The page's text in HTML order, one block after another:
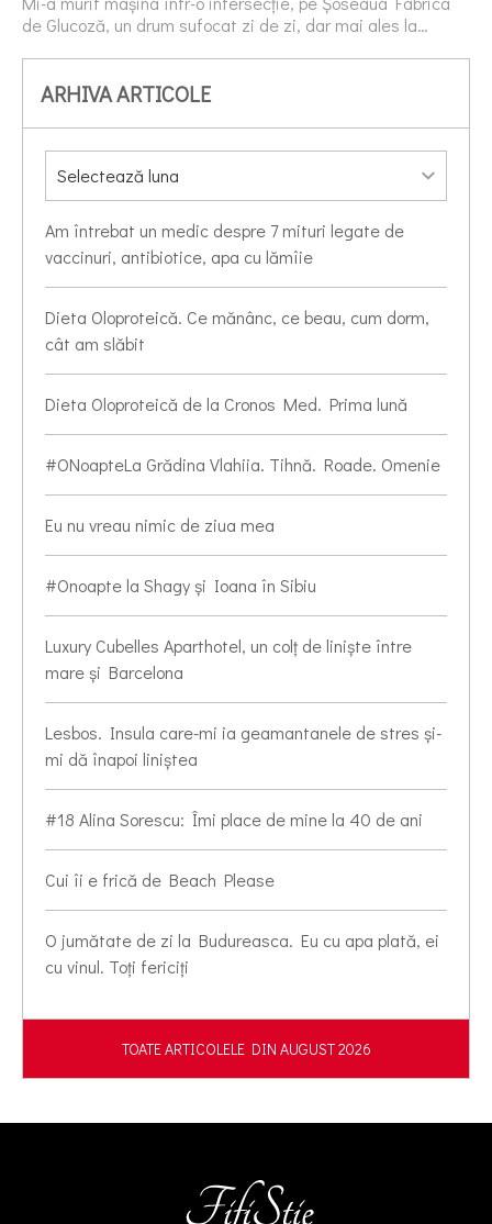
de Glucoză, un drum sufocat zi de zi, dar mai ales la…
ARHIVA ARTICOLE
Am întrebat un medic despre 7 mituri legate de
vaccinuri, antibiotice, apa cu lămîie
Dieta Oloproteică. Ce mănânc, ce beau, cum dorm,
cât am slăbit
Dieta Oloproteică de la Cronos Med. Prima lună
#ONoapteLa Grădina Vlahiia. Tihnă. Roade. Omenie
Eu nu vreau nimic de ziua mea
#Onoapte la Shagy și Ioana în Sibiu
Luxury Cubelles Aparthotel, un colț de liniște între
mare și Barcelona
Lesbos. Insula care-mi ia geamantanele de stres și-
mi dă înapoi liniștea
#18 Alina Sorescu: Îmi place de mine la 40 de ani
Cui îi e frică de Beach Please
O jumătate de zi la Budureasca. Eu cu apa plată, ei
cu vinul. Toți fericiți
TOATE ARTICOLELE DIN AUGUST 2026